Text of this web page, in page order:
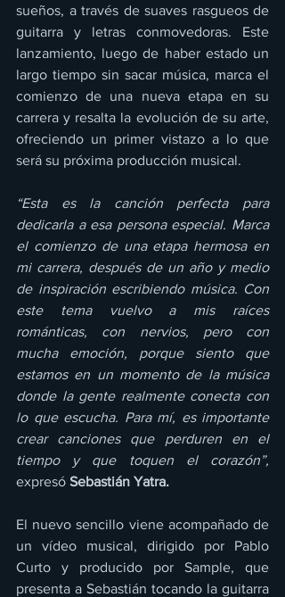
sueños, a través de suaves rasgueos de
guitarra y letras conmovedoras. Este
lanzamiento, luego de haber estado un
largo tiempo sin sacar música, marca el
comienzo de una nueva etapa en su
carrera y resalta la evolución de su arte,
ofreciendo un primer vistazo a lo que
será su próxima producción musical.
“Esta es la canción perfecta para
dedicarla a esa persona especial. Marca
el comienzo de una etapa hermosa en
mi carrera, después de un año y medio
de inspiración escribiendo música. Con
este tema vuelvo a mis raíces
románticas, con nervios, pero con
mucha emoción, porque siento que
estamos en un momento de la música
donde la gente realmente conecta con
lo que escucha. Para mí, es importante
crear canciones que perduren en el
tiempo y que toquen el corazón”,
expresó Sebastián Yatra.
El nuevo sencillo viene acompañado de
un vídeo musical, dirigido por Pablo
Curto y producido por Sample, que
presenta a Sebastián tocando la guitarra